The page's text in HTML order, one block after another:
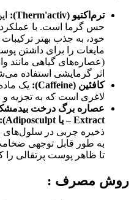
ترم‌اکتیو (Therm'activ):
حس گرما است. با عملکرد
خود، به جذب بهتر
مایعات را برای داشتن
(عصاره‌های گیاهی مانند
اثر گرمایشی استفاده
کافئین (Caffeine):
یک
لاغری است که به تجزیه و
Extract – یا Adiposculpt):
ذخیره چربی در سلول‌های
به طور قابل توجهی
تا ظاهر پوست پرتقالی را
روش مصرف :